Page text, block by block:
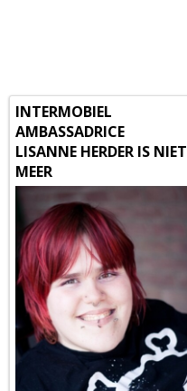
INTERMOBIEL
AMBASSADRICE
LISANNE HERDER IS NIET
MEER